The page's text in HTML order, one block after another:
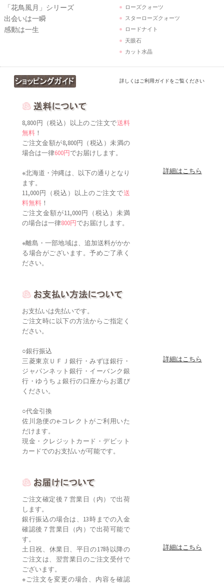
「花鳥風月」シリーズ
出会いは一瞬
感動は一生
ローズクォーツ
スターローズクォーツ
ロードナイト
天眼石
カット水晶
詳しくはご利用ガイドをご覧ください
8,800円（税込）以上のご注文で送料
無料 ！
ご注文金額が8,800円（税込）未満の
場合は一律600円でお届けします。
※北海道・沖縄は、以下の通りとなり
ます。
11,000円（税込）以上のご注文で送
料無料 ！
ご注文金額が11,000円（税込）未満
の場合は一律800円でお届けします。
※離島・一部地域は、追加送料がかか
る場合がございます。予めご了承く
ださい。
詳細はこちら
お支払いは先払いです。
ご注文時に以下の方法からご指定く
ださい。
○銀行振込
三菱東京ＵＦＪ銀行・みずほ銀行・
ジャパンネット銀行・イーバンク銀
行・ゆうちょ銀行の口座からお選び
ください。
○代金引換
佐川急便のe-コレクトがご利用いた
だけます。
現金・クレジットカード・デビット
カードでのお支払いが可能です。
詳細はこちら
ご注文確定後７営業日（内）で出荷
します。
銀行振込の場合は、13時までの入金
確認後７営業日（内）で出荷可能で
す。
土日祝、休業日、平日の17時以降の
ご注文は、翌営業日のご注文受付で
ございます。
※ご注文を変更の場合、内容を確認
詳細はこちら